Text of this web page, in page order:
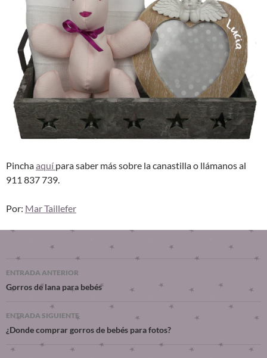
Pinchaaquí para saber más sobre la canastilla o llámanos al
911 837 739.
Por: Mar Taillefer
ENTRADA ANTERIOR
Gorros de lana para bebés
ENTRADA SIGUIENTE
¿Donde comprar gorros de bebés para fotos?